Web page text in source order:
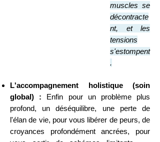
muscles se
décontracte
nt, et les
tensions
s'estompent
.
L'accompagnement holistique (soin
global) : Enfin pour un problème plus
profond, un déséquilibre, une perte de
l'élan de vie, pour vous libérer de peurs, de
croyances profondément ancrées, pour